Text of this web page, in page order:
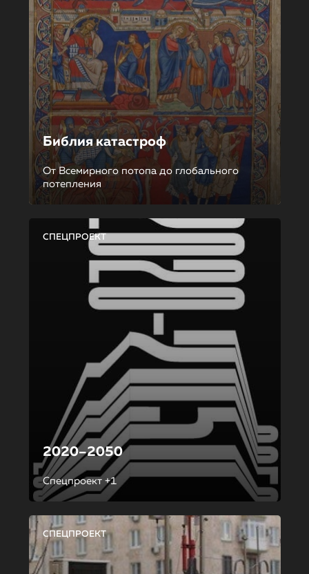
Библия катастроф
От Всемирного потопа до глобального
потепления
СПЕЦПРОЕКТ
2020–2050
Спецпроект +1
СПЕЦПРОЕКТ